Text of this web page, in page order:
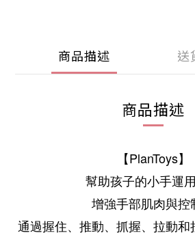
商品描述 送
商品描述
【PlanToys】
幫助孩子的小手運
增強手部肌肉與控
通過握住、推動、抓握、拉動